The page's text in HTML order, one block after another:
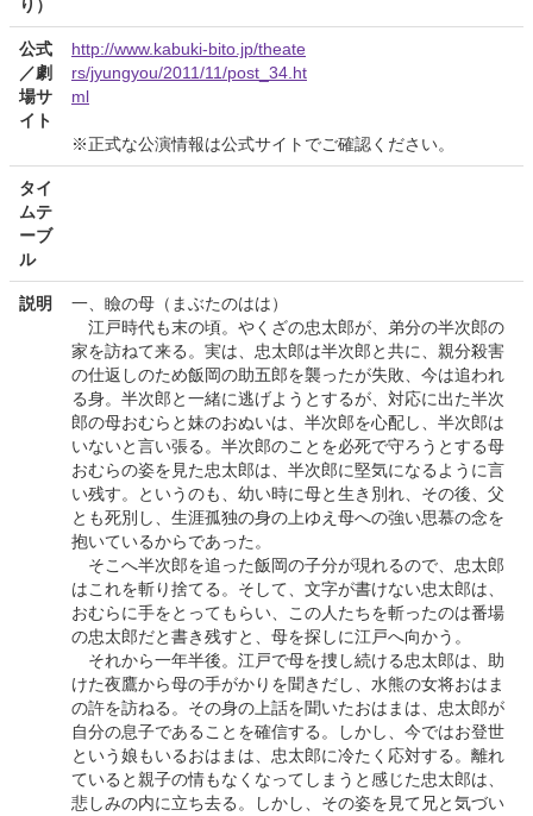
り）
公式
／劇
場サ
イト
http://www.kabuki-bito.jp/theate
rs/jyungyou/2011/11/post_34.ht
ml
※正式な公演情報は公式サイトでご確認ください。
タイ
ムテ
ーブ
ル
説明
一、瞼の母（まぶたのはは）
江戸時代も末の頃。やくざの忠太郎が、弟分の半次郎の
家を訪ねて来る。実は、忠太郎は半次郎と共に、親分殺害
の仕返しのため飯岡の助五郎を襲ったが失敗、今は追われ
る身。半次郎と一緒に逃げようとするが、対応に出た半次
郎の母おむらと妹のおぬいは、半次郎を心配し、半次郎は
いないと言い張る。半次郎のことを必死で守ろうとする母
おむらの姿を見た忠太郎は、半次郎に堅気になるように言
い残す。というのも、幼い時に母と生き別れ、その後、父
とも死別し、生涯孤独の身の上ゆえ母への強い思慕の念を
抱いているからであった。
そこへ半次郎を追った飯岡の子分が現れるので、忠太郎
はこれを斬り捨てる。そして、文字が書けない忠太郎は、
おむらに手をとってもらい、この人たちを斬ったのは番場
の忠太郎だと書き残すと、母を探しに江戸へ向かう。
それから一年半後。江戸で母を捜し続ける忠太郎は、助
けた夜鷹から母の手がかりを聞きだし、水熊の女将おはま
の許を訪ねる。その身の上話を聞いたおはまは、忠太郎が
自分の息子であることを確信する。しかし、今ではお登世
という娘もいるおはまは、忠太郎に冷たく応対する。離れ
ていると親子の情もなくなってしまうと感じた忠太郎は、
悲しみの内に立ち去る。しかし、その姿を見て兄と気づい